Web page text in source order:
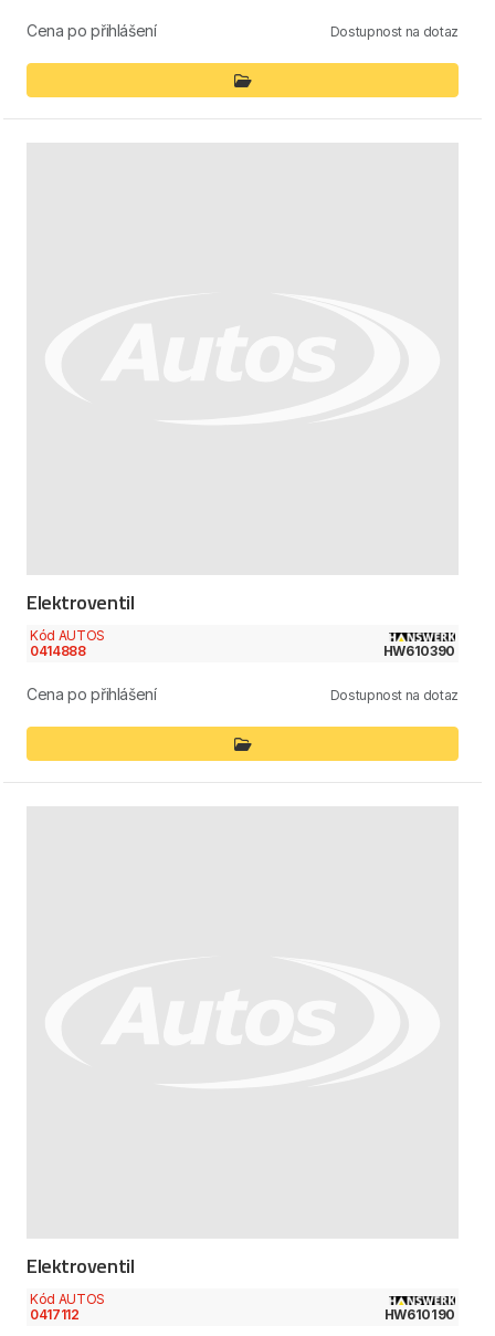
Cena po přihlášení Dostupnost na dotaz
Elektroventil
Kód AUTOS
0414888
HW610390
Cena po přihlášení Dostupnost na dotaz
Elektroventil
Kód AUTOS
0417112
HW610190